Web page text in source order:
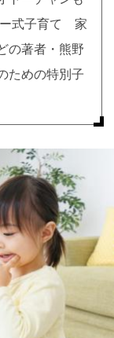
ー式子育て 家
の著者・熊野
ための特別子